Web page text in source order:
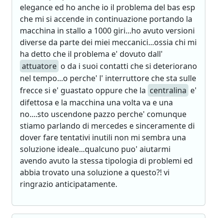
elegance ed ho anche io il problema del bas esp
che mi si accende in continuazione portando la
macchina in stallo a 1000 giri...ho avuto versioni
diverse da parte dei miei meccanici...ossia chi mi
ha detto che il problema e' dovuto dall'
attuatore o da i suoi contatti che si deteriorano
nel tempo...o perche' l' interruttore che sta sulle
frecce si e' guastato oppure che la centralina e'
difettosa e la macchina una volta va e una
no....sto uscendone pazzo perche' comunque
stiamo parlando di mercedes e sinceramente di
dover fare tentativi inutili non mi sembra una
soluzione ideale...qualcuno puo' aiutarmi
avendo avuto la stessa tipologia di problemi ed
abbia trovato una soluzione a questo?! vi
ringrazio anticipatamente.